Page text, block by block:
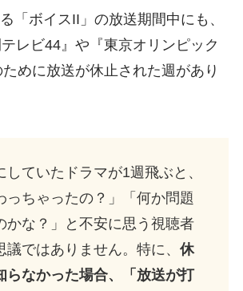
「ボイスII」の放送期間中にも、
レビ44』や『東京オリンピック
めに放送が休止された週があり
していたドラマが1週飛ぶと、
っちゃったの？」「何か問題
かな？」と不安に思う視聴者
議ではありません。特に、 休
らなかった場合、「放送が打